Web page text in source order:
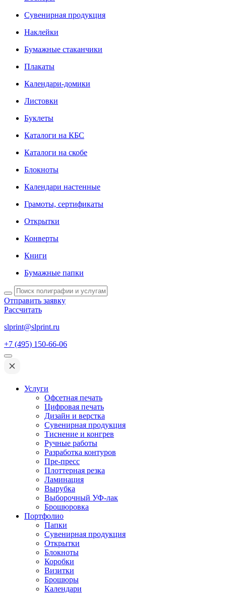
Сувенирная продукция
Наклейки
Бумажные стаканчики
Плакаты
Календари-домики
Листовки
Буклеты
Каталоги на КБС
Каталоги на скобе
Блокноты
Календари настенные
Грамоты, сертификаты
Открытки
Конверты
Книги
Бумажные папки
Отправить заявку
Рассчитать
slprint@slprint.ru
+7 (495) 150-66-06
Услуги
Офсетная печать
Цифровая печать
Дизайн и верстка
Сувенирная продукция
Тиснение и конгрев
Ручные работы
Разработка контуров
Пре-пресс
Плоттерная резка
Ламинация
Вырубка
Выборочный УФ-лак
Брошюровка
Портфолио
Папки
Сувенирная продукция
Открытки
Блокноты
Коробки
Визитки
Брошюры
Календари